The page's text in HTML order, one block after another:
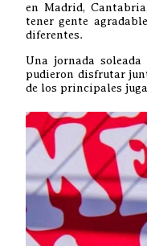
en Madrid,
tener gente
diferentes.
Una jornada
pudieron disfrutar
de los principales